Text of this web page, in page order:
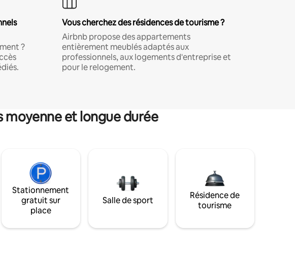
?
Vous cherchez des résidences de tourisme ?
Airbnb propose des appartements
entièrement meublés adaptés aux
professionnels, aux logements d'entreprise et
pour le relogement.
moyenne et longue durée
Stationnement
gratuit sur
place
Salle de sport
Résidence de
tourisme